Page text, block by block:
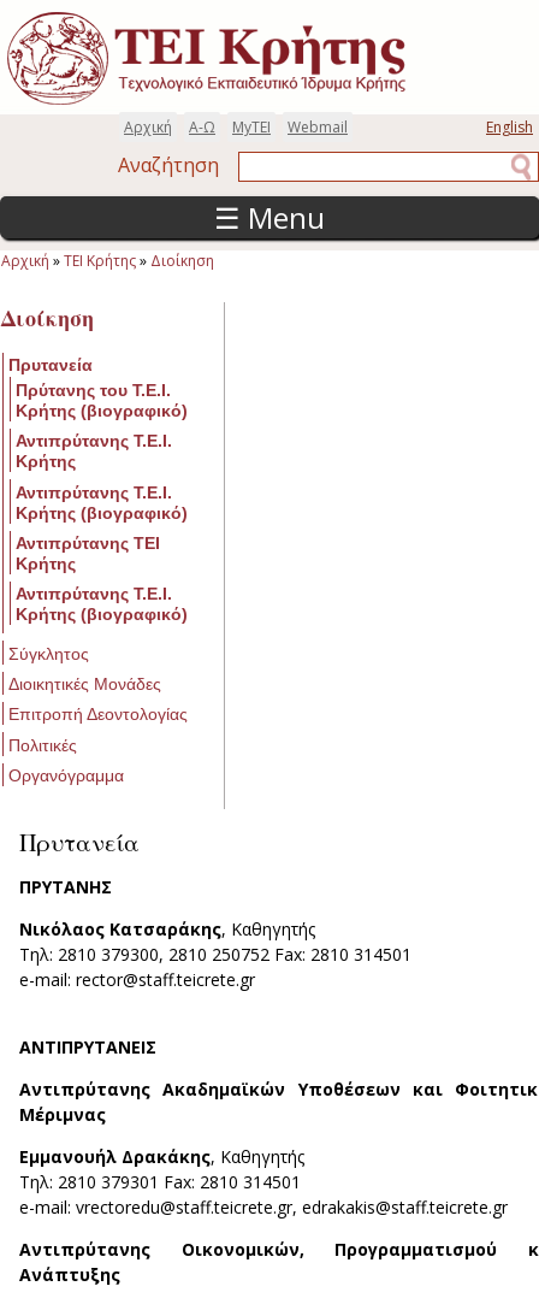
Παράκαμψη προς το κυρίως περιεχόμενο
English
Webmail
MyTEI
Α-Ω
Αρχική
Αναζήτηση
☰ Menu
Αρχική »ΤΕΙ Κρήτης» Διοίκηση
Διοίκηση
Πρυτανεία
Πρύτανης του Τ.Ε.Ι.
Κρήτης (βιογραφικό)
Αντιπρύτανης Τ.Ε.Ι.
Κρήτης
Αντιπρύτανης Τ.Ε.Ι.
Κρήτης (βιογραφικό)
Αντιπρύτανης ΤΕΙ
Κρήτης
Αντιπρύτανης Τ.Ε.Ι.
Κρήτης (βιογραφικό)
Σύγκλητος
Διοικητικές Μονάδες
Επιτροπή Δεοντολογίας
Πολιτικές
Οργανόγραμμα
Πρυτανεία
ΠΡΥΤΑΝΗΣ
Νικόλαος Κατσαράκης, Καθηγητής
Τηλ: 2810 379300, 2810 250752 Fax: 2810 314501
e-mail: rector@staff.teicrete.gr
ΑΝΤΙΠΡΥΤΑΝΕΙΣ
Αντιπρύτανης Ακαδημαϊκών Υποθέσεων και
Μέριμνας
Εμμανουήλ Δρακάκης, Καθηγητής
Τηλ: 2810 379301 Fax: 2810 314501
e-mail: vrectoredu@staff.teicrete.gr, edrakakis@staff.teicrete.gr
Αντιπρύτανης Οικονομικών, Προγραμματισμού
Ανάπτυξης